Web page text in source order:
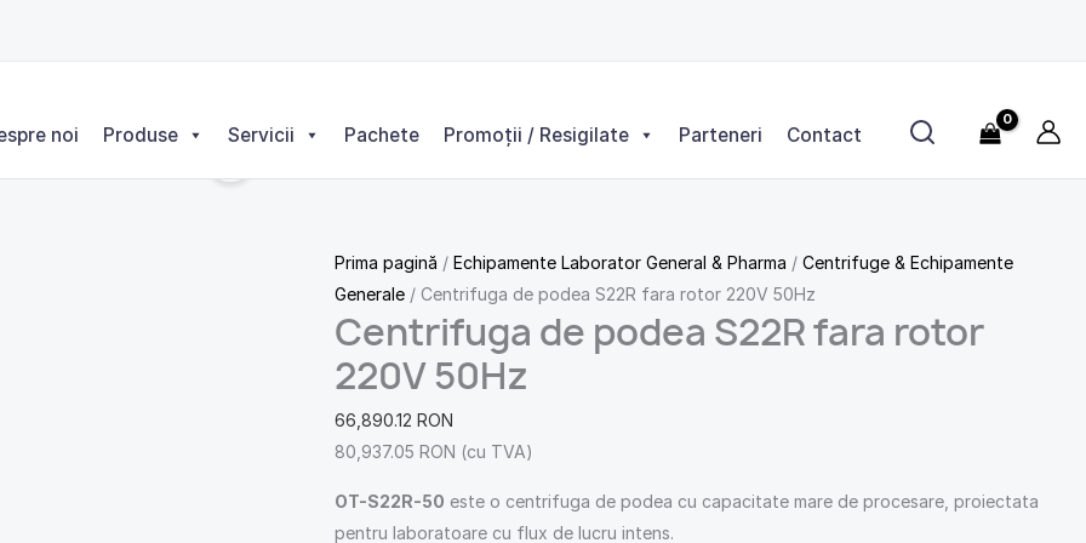
noi Produse Servicii Pachete Promoții / Resigilate Parteneri Contact
Prima pagină / Echipamente Laborator General & Pharma /Centrifuge & Echipamente
Generale / Centrifuga de podea S22R fara rotor 220V 50Hz
Centrifuga de podea S22R fara rotor
220V 50Hz
66,890.12 RON
80,937.05 RON (cu TVA)
OT-S22R-50 este o centrifuga de podea cu capacitate mare de procesare, proiectata
pentru laboratoare cu flux de lucru intens.
S22R
50Hz
50Hz